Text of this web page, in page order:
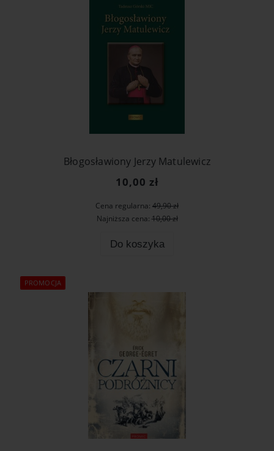
Błogosławiony Jerzy Matulewicz
10,00 zł
Cena regularna: 49,90 zł
Najniższa cena:10,00 zł
Do koszyka
PROMOCJA